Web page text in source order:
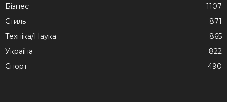
Бізнес
1107
Стиль
871
Техніка/Наука
865
Україна
822
Спорт
490